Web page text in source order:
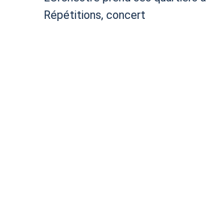
Répétitions, concert